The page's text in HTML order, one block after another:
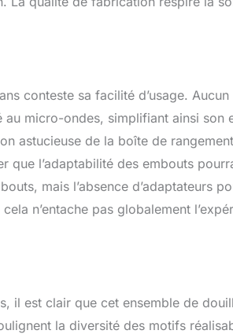
conteste sa facilité d’usage. Aucun
au micro-ondes, simplifiant ainsi son
astucieuse de la boîte de
que l’adaptabilité des embouts
mais l’absence d’adaptateurs
n’entache pas globalement
il est clair que cet ensemble de
la diversité des motifs